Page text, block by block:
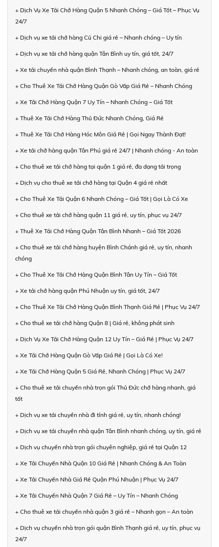
+ Dịch Vụ Xe Tải Chở Hàng Quận 5 Nhanh Chóng – Giá Tốt – Phục Vụ
24/7
+ Dịch vụ xe tải chở hàng Củ Chi giá rẻ – Nhanh chóng – Uy tín
+ Dịch vụ xe tải chở hàng quận Tân Bình uy tín, giá tốt, 24/7
+ Xe tải chuyển nhà quận Bình Thạnh – Nhanh chóng, an toàn, giá rẻ
+ Cho Thuê Xe Tải Chở Hàng Quận Gò Vấp Giá Rẻ – Nhanh Chóng
+ Xe Tải Chở Hàng Quận 7 Uy Tín – Nhanh Chóng – Giá Tốt
+ Thuê Xe Tải Chở Hàng Thủ Đức Nhanh Chóng, Giá Rẻ
+ Thuê Xe Tải Chở Hàng Hóc Môn Giá Rẻ | Gọi Ngay Thành Đạt!
+ Xe tải chở hàng quận Tân Phú giá rẻ 24/7 | Nhanh chóng - An toàn
+ Cho thuê xe tải chở hàng tại quận 1 giá rẻ, đa dạng tải trọng
+ Dịch vụ cho thuê xe tải chở hàng tại Quận 4 giá rẻ nhất
+ Cho Thuê Xe Tải Quận 6 Nhanh Chóng – Giá Tốt | Gọi Là Có Xe
+ Cho thuê xe tải chở hàng quận 11 giá rẻ, uy tín, phục vụ 24/7
+ Thuê Xe Tải Chở Hàng Quận Tân Bình Nhanh – Giá Tốt 2026
+ Cho thuê xe tải chở hàng huyện Bình Chánh giá rẻ, uy tín, nhanh
chóng
+ Cho Thuê Xe Tải Chở Hàng Quận Bình Tân Uy Tín – Giá Tốt
+ Xe tải chở hàng quận Phú Nhuận uy tín, giá tốt, 24/7
+ Cho Thuê Xe Tải Chở Hàng Quận Bình Thạnh Giá Rẻ | Phục Vụ 24/7
+ Cho thuê xe tải chở hàng Quận 8 | Giá rẻ, không phát sinh
+ Dịch Vụ Xe Tải Chở Hàng Quận 12 Uy Tín – Giá Rẻ | Phục Vụ 24/7
+ Xe Tải Chở Hàng Quận Gò Vấp Giá Rẻ | Gọi Là Có Xe!
+ Xe Tải Chở Hàng Quận 5 Giá Rẻ, Nhanh Chóng | Phục Vụ 24/7
+ Cho thuê xe tải chuyển nhà trọn gói Thủ Đức chở hàng nhanh, giá
tốt
+ Dịch vụ xe tải chuyển nhà đi tỉnh giá rẻ, uy tín, nhanh chóng!
+ Dịch vụ xe tải chuyển nhà quận Tân Bình nhanh chóng, uy tín, giá rẻ
+ Dịch vụ chuyển nhà trọn gói chuyên nghiệp, giá rẻ tại Quận 12
+ Xe Tải Chuyển Nhà Quận 10 Giá Rẻ | Nhanh Chóng & An Toàn
+ Xe Tải Chuyển Nhà Giá Rẻ Quận Phú Nhuận | Phục Vụ 24/7
+ Xe Tải Chuyển Nhà Quận 7 Giá Rẻ – Uy Tín – Nhanh Chóng
+ Cho thuê xe tải chuyển nhà quận 3 giá rẻ – Nhanh gọn – An toàn
+ Dịch vụ chuyển nhà trọn gói quận Bình Thạnh giá rẻ, uy tín, phục vụ
24/7